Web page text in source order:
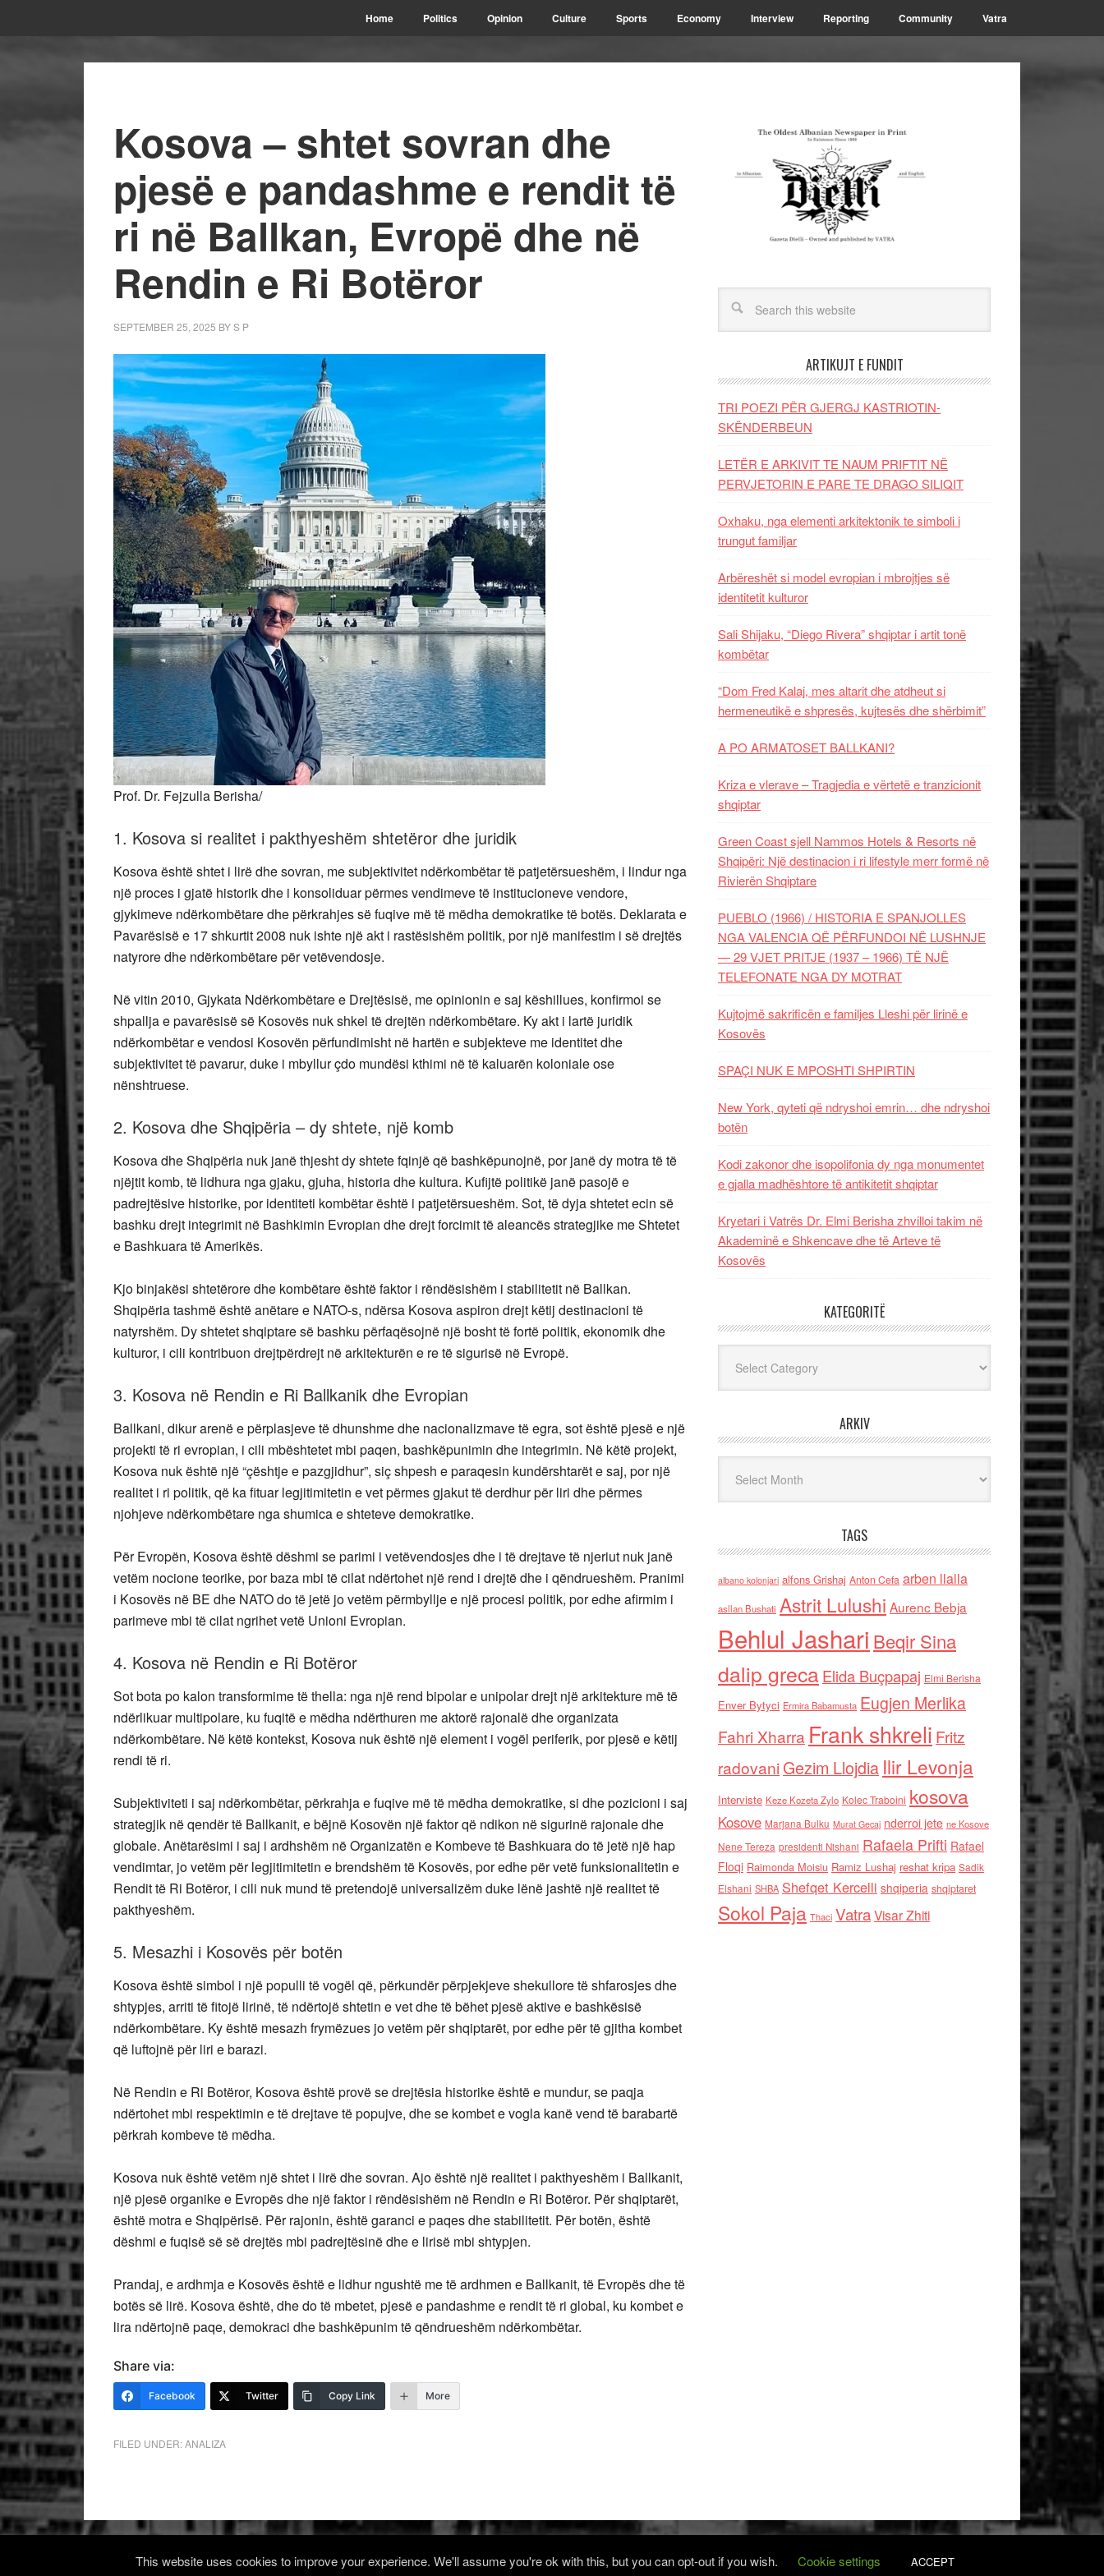
Home Politics Opinion Culture Sports Economy Interview Reporting Community Vatra
Kosova – shtet sovran dhe
pjesë e pandashme e rendit të
ri në Ballkan, Evropë dhe në
Rendin e Ri Botëror
SEPTEMBER 25, 2025 BYS P
Prof. Dr. Fejzulla Berisha/
1. Kosova si realitet i pakthyeshëm shtetëror dhe juridik
Kosova është shtet i lirë dhe sovran, me subjektivitet ndërkombëtar të patjetërsueshëm, i lindur nga
një proces i gjatë historik dhe i konsoliduar përmes vendimeve të institucioneve vendore,
gjykimeve ndërkombëtare dhe përkrahjes së fuqive më të mëdha demokratike të botës. Deklarata e
Pavarësisë e 17 shkurtit 2008 nuk ishte një akt i rastësishëm politik, por një manifestim i së drejtës
natyrore dhe ndërkombëtare për vetëvendosje.
Në vitin 2010, Gjykata Ndërkombëtare e Drejtësisë, me opinionin e saj këshillues, konfirmoi se
shpallja e pavarësisë së Kosovës nuk shkel të drejtën ndërkombëtare. Ky akt i lartë juridik
ndërkombëtar e vendosi Kosovën përfundimisht në hartën e subjekteve me identitet dhe
subjektivitet të pavarur, duke i mbyllur çdo mundësi kthimi në të kaluarën koloniale ose
nënshtruese.
2. Kosova dhe Shqipëria – dy shtete, një komb
Kosova dhe Shqipëria nuk janë thjesht dy shtete fqinjë që bashkëpunojnë, por janë dy motra të të
njëjtit komb, të lidhura nga gjaku, gjuha, historia dhe kultura. Kufijtë politikë janë pasojë e
padrejtësive historike, por identiteti kombëtar është i patjetërsueshëm. Sot, të dyja shtetet ecin së
bashku drejt integrimit në Bashkimin Evropian dhe drejt forcimit të aleancës strategjike me Shtetet
e Bashkuara të Amerikës.
Kjo binjakësi shtetërore dhe kombëtare është faktor i rëndësishëm i stabilitetit në Ballkan.
Shqipëria tashmë është anëtare e NATO-s, ndërsa Kosova aspiron drejt këtij destinacioni të
natyrshëm. Dy shtetet shqiptare së bashku përfaqësojnë një bosht të fortë politik, ekonomik dhe
kulturor, i cili kontribuon drejtpërdrejt në arkitekturën e re të sigurisë në Evropë.
3. Kosova në Rendin e Ri Ballkanik dhe Evropian
Ballkani, dikur arenë e përplasjeve të dhunshme dhe nacionalizmave të egra, sot është pjesë e një
projekti të ri evropian, i cili mbështetet mbi paqen, bashkëpunimin dhe integrimin. Në këtë projekt,
Kosova nuk është një “çështje e pazgjidhur”, siç shpesh e paraqesin kundërshtarët e saj, por një
realitet i ri politik, që ka fituar legjitimitetin e vet përmes gjakut të derdhur për liri dhe përmes
njohjeve ndërkombëtare nga shumica e shteteve demokratike.
Për Evropën, Kosova është dëshmi se parimi i vetëvendosjes dhe i të drejtave të njeriut nuk janë
vetëm nocione teorike, por baza mbi të cilat ndërtohet një rend i drejtë dhe i qëndrueshëm. Pranimi
i Kosovës në BE dhe NATO do të jetë jo vetëm përmbyllje e një procesi politik, por edhe afirmim i
parimeve mbi të cilat ngrihet vetë Unioni Evropian.
4. Kosova në Rendin e Ri Botëror
Sot bota po kalon transformime të thella: nga një rend bipolar e unipolar drejt një arkitekture më të
ndërlikuar multipolare, ku fuqitë e mëdha ndërthuren me aktorë rajonalë dhe organizata
ndërkombëtare. Në këtë kontekst, Kosova nuk është një element i vogël periferik, por pjesë e këtij
rendi të ri.
Subjektiviteti i saj ndërkombëtar, përkrahja e fuqive më të mëdha demokratike, si dhe pozicioni i saj
strategjik në qendër të Ballkanit, e bëjnë Kosovën një faktor që ndikon në sigurinë rajonale dhe
globale. Anëtarësimi i saj i ardhshëm në Organizatën e Kombeve të Bashkuara do të jetë një hap
vendimtar, jo vetëm për legjitimitetin e brendshëm të Kosovës, por edhe për vetë funksionalitetin e
Rendit të Ri Botëror, i cili nuk mund të pretendojë universalizëm duke lënë jashtë një realitet të
pakthyeshëm.
5. Mesazhi i Kosovës për botën
Kosova është simbol i një populli të vogël që, përkundër përpjekjeve shekullore të shfarosjes dhe
shtypjes, arriti të fitojë lirinë, të ndërtojë shtetin e vet dhe të bëhet pjesë aktive e bashkësisë
ndërkombëtare. Ky është mesazh frymëzues jo vetëm për shqiptarët, por edhe për të gjitha kombet
që luftojnë për liri e barazi.
Në Rendin e Ri Botëror, Kosova është provë se drejtësia historike është e mundur, se paqja
ndërtohet mbi respektimin e të drejtave të popujve, dhe se kombet e vogla kanë vend të barabartë
përkrah kombeve të mëdha.
Kosova nuk është vetëm një shtet i lirë dhe sovran. Ajo është një realitet i pakthyeshëm i Ballkanit,
një pjesë organike e Evropës dhe një faktor i rëndësishëm në Rendin e Ri Botëror. Për shqiptarët,
është motra e Shqipërisë. Për rajonin, është garanci e paqes dhe stabilitetit. Për botën, është
dëshmi e fuqisë së së drejtës mbi padrejtësinë dhe e lirisë mbi shtypjen.
Prandaj, e ardhmja e Kosovës është e lidhur ngushtë me të ardhmen e Ballkanit, të Evropës dhe të
botës së lirë. Kosova është, dhe do të mbetet, pjesë e pandashme e rendit të ri global, ku kombet e
lira ndërtojnë paqe, demokraci dhe bashkëpunim të qëndrueshëm ndërkombëtar.
Share via:
Facebook Twitter Copy Link More
FILED UNDER:ANALIZA
ARTIKUJT E FUNDIT
TRI POEZI PËR GJERGJ KASTRIOTIN-
SKËNDERBEUN
LETËR E ARKIVIT TE NAUM PRIFTIT NË
PERVJETORIN E PARE TE DRAGO SILIQIT
Oxhaku, nga elementi arkitektonik te simboli i
trungut familjar
Arbëreshët si model evropian i mbrojtjes së
identitetit kulturor
Sali Shijaku, “Diego Rivera” shqiptar i artit tonë
kombëtar
“Dom Fred Kalaj, mes altarit dhe atdheut si
hermeneutikë e shpresës, kujtesës dhe shërbimit”
A PO ARMATOSET BALLKANI?
Kriza e vlerave – Tragjedia e vërtetë e tranzicionit
shqiptar
Green Coast sjell Nammos Hotels & Resorts në
Shqipëri: Një destinacion i ri lifestyle merr formë në
Rivierën Shqiptare
PUEBLO (1966) / HISTORIA E SPANJOLLES
NGA VALENCIA QË PËRFUNDOI NË LUSHNJE
— 29 VJET PRITJE (1937 – 1966) TË NJË
TELEFONATE NGA DY MOTRAT
Kujtojmë sakrificën e familjes Lleshi për lirinë e
Kosovës
SPAÇI NUK E MPOSHTI SHPIRTIN
New York, qyteti që ndryshoi emrin… dhe ndryshoi
botën
Kodi zakonor dhe isopolifonia dy nga monumentet
e gjalla madhështore të antikitetit shqiptar
Kryetari i Vatrës Dr. Elmi Berisha zhvilloi takim në
Akademinë e Shkencave dhe të Arteve të
Kosovës
KATEGORITË
ARKIV
TAGS
albano kolonjari alfons Grishaj Anton Cefa arben llalla
asllan Bushati Astrit Lulushi Aurenc Bebja
Behlul Jashari Beqir Sina
dalip grecaElida Buçpapaj Elmi Berisha
Enver Bytyci Ermira Babamusta Eugjen Merlika
Fahri Xharra Frank shkreli Fritz
radovaniGezim Llojdia Ilir Levonja
Interviste Keze Kozeta Zylo Kolec Traboini kosova
Kosove Marjana Bulku Murat Gecaj nderroi jete ne Kosove
Nene Tereza presidenti Nishani Rafaela Prifti Rafael
Floqi Raimonda Moisiu Ramiz Lushaj reshat kripa Sadik
Elshani SHBA Shefqet Kercelli shqiperia shqiptaret
Sokol Paja Thaci VatraVisar Zhiti
Log in
This website uses cookies to improve your experience. We'll assume you're ok with this, but you can opt-out if you wish. Cookie settings ACCEPT